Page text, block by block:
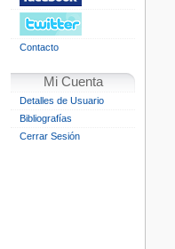
Contacto
Mi Cuenta
Detalles de Usuario
Bibliografías
Cerrar Sesión